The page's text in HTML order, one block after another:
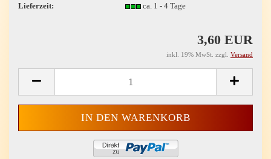
Lieferzeit:
ca. 1 - 4 Tage
3,60 EUR
inkl. 19% MwSt. zzgl. Versand